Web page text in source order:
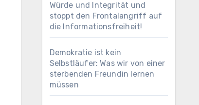
Würde und Integrität und
stoppt den Frontalangriff auf
die Informationsfreiheit!
Demokratie ist kein
Selbstläufer: Was wir von einer
sterbenden Freundin lernen
müssen